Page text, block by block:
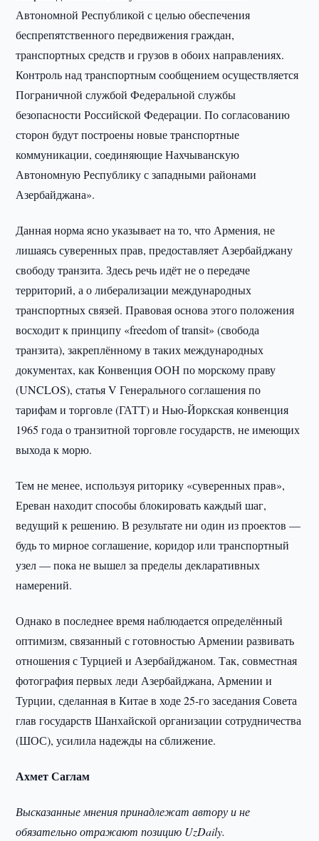
Автономной Республикой с целью обеспечения
беспрепятственного передвижения граждан,
транспортных средств и грузов в обоих направлениях.
Контроль над транспортным сообщением осуществляется
Пограничной службой Федеральной службы
безопасности Российской Федерации. По согласованию
сторон будут построены новые транспортные
коммуникации, соединяющие Нахчыванскую
Автономную Республику с западными районами
Азербайджана».
Данная норма ясно указывает на то, что Армения, не
лишаясь суверенных прав, предоставляет Азербайджану
свободу транзита. Здесь речь идёт не о передаче
территорий, а о либерализации международных
транспортных связей. Правовая основа этого положения
восходит к принципу «freedom of transit» (свобода
транзита), закреплённому в таких международных
документах, как Конвенция ООН по морскому праву
(UNCLOS), статья V Генерального соглашения по
тарифам и торговле (ГАТТ) и Нью-Йоркская конвенция
1965 года о транзитной торговле государств, не имеющих
выхода к морю.
Тем не менее, используя риторику «суверенных прав»,
Ереван находит способы блокировать каждый шаг,
ведущий к решению. В результате ни один из проектов —
будь то мирное соглашение, коридор или транспортный
узел — пока не вышел за пределы декларативных
намерений.
Однако в последнее время наблюдается определённый
оптимизм, связанный с готовностью Армении развивать
отношения с Турцией и Азербайджаном. Так, совместная
фотография первыx леди Азербайджана, Армении и
Турции, сделанная в Китае в ходе 25-го заседания Совета
глав государств Шанхайской организации сотрудничества
(ШОС), усилила надежды на сближение.
Ахмет Саглам
Высказанные мнения принадлежат автору и не
обязательно отражают позицию UzDaily.